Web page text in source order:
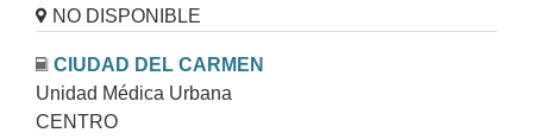
NO DISPONIBLE
CIUDAD DEL CARMEN
Unidad Médica Urbana
CENTRO